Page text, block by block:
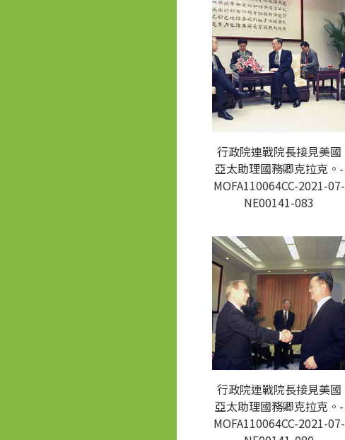
行政院連戰院長接見美國
亞太助理國務卿克拉克。-
MOFA110064CC-2021-07-
NE00141-083
行政院連戰院長接見美國
亞太助理國務卿克拉克。-
MOFA110064CC-2021-07-